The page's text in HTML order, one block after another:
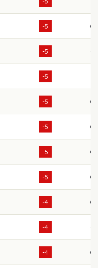
-5 68
-5
-5
-5 68
-5 68
-5 69
-5 68
-4 68
-4
-4 69